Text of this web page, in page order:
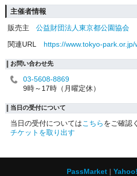
主催者情報
販売主
公益財団法人東京都公園協会
関連URL
https://www.tokyo-
お問い合わせ先
03-5608-8869
9時～17時（月曜定休）
当日の受付について
当日の受付についてはこちらをご確認
チケットを取り出す
PassMarket